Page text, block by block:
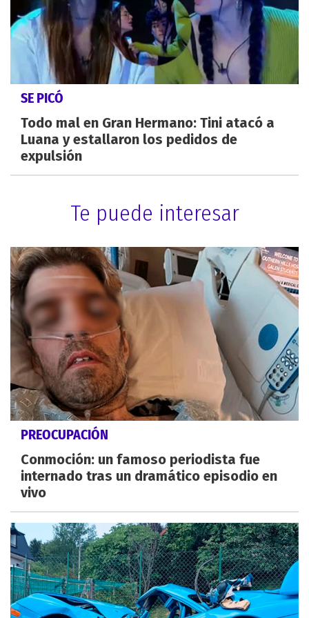
SE PICÓ
Todo mal en Gran Hermano: Tini atacó a
Luana y estallaron los pedidos de
expulsión
Te puede interesar
PREOCUPACIÓN
Conmoción: un famoso periodista fue
internado tras un dramático episodio en
vivo